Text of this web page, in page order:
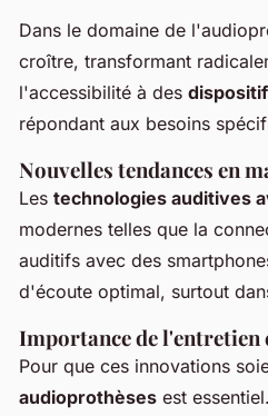
Dans le domaine de
croître, transformant
l'accessibilité à des
répondant aux besoins
Nouvelles tendances en
Les technologies auditives
modernes telles que la
auditifs avec des
d'écoute optimal, surtout
Importance de l'entretien
Pour que ces innovations
audioprothèses est